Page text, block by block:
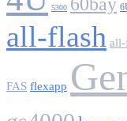
5300
all-flash all-
FAS flexapp